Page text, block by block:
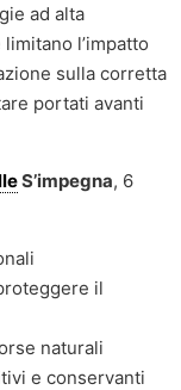
ad alta
l’impatto
sulla corretta
portati avanti
S’impegna, 6
il
naturali
e conservanti